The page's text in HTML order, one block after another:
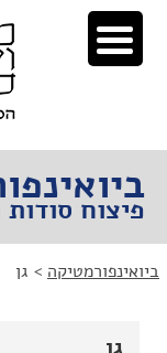
דלג
לתוכן
דלג
לניווט
פיצוח סודות
ביואינפורמטיקה > גן
גן